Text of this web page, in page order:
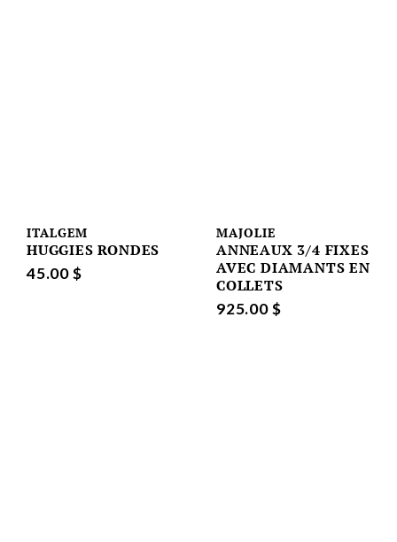
ITALGEM
HUGGIES RONDES
45.00 $
MAJOLIE
ANNEAUX 3/4 FIXES
AVEC DIAMANTS EN
COLLETS
925.00 $